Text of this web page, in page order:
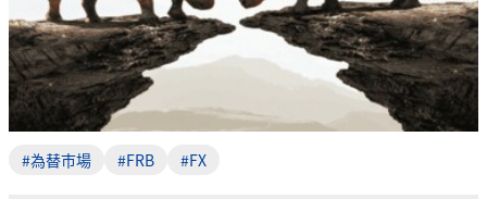
#為替市場 #FRB #FX